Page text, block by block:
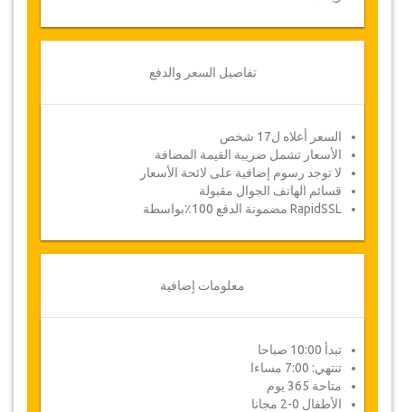
تفاصيل السعر والدفع
السعر أعلاه ل17 شخص
الأسعار تشمل ضريبة القيمة المضافة
لا توجد رسوم إضافية على لائحة الأسعار
قسائم الهاتف الجوال مقبولة
RapidSSL مضمونة الدفع 100٪بواسطة
معلومات إضافية
تبدأ 10:00 صباحا
تنتهي: 7:00 مساءا
متاحة 365 يوم
الأطفال 0-2 مجانا